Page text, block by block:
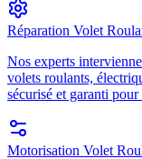
Réparation Volet
Nos experts
volets roulants,
sécurisé et garanti
Motorisation Volet